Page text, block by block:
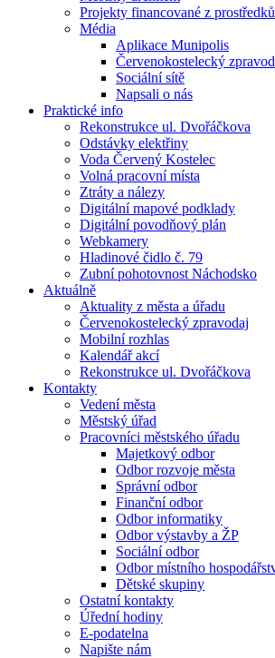
Projekty financované z
Média
Aplikace Munipolis
Červenokostelecký
Sociální sítě
Napsali o nás
Praktické info
Rekonstrukce ul. Dvořáčkova
Odstávky elektřiny
Voda Červený Kostelec
Volná pracovní místa
Ztráty a nálezy
Digitální mapové podklady
Digitální povodňový plán
Webkamery
Hladinové čidlo č. 79
Zubní pohotovnost Náchodsko
Aktuálně
Aktuality z města a úřadu
Červenokostelecký zpravodaj
Mobilní rozhlas
Kalendář akcí
Rekonstrukce ul. Dvořáčkova
Kontakty
Vedení města
Městský úřad
Pracovníci městského úřadu
Majetkový odbor
Odbor rozvoje města
Správní odbor
Finanční odbor
Odbor informatiky
Odbor výstavby a ŽP
Sociální odbor
Odbor místního
Dětské skupiny
Ostatní kontakty
Úřední hodiny
E-podatelna
Napište nám